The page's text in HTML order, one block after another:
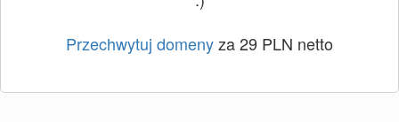
Przechwytuj domenyza 29 PLN netto